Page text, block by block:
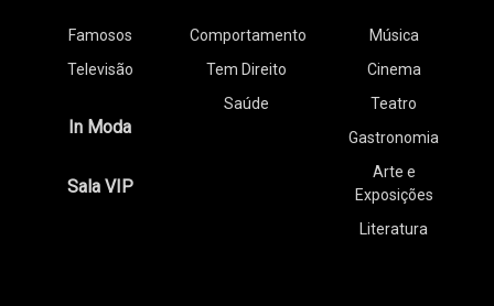
Famosos
Televisão
In Moda
Sala VIP
Comportamento
Tem Direito
Saúde
Música
Cinema
Teatro
Gastronomia
Arte e
Exposições
Literatura